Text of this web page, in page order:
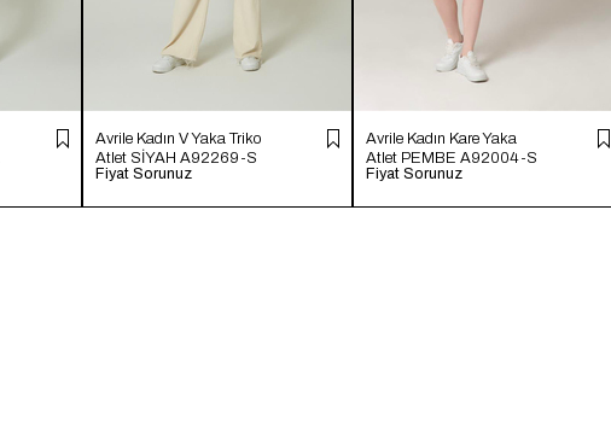
Avrile Kadın V Yaka Triko
Atlet SİYAH A92269-S
Fiyat Sorunuz
Avrile Kadın Kare Yaka
Atlet PEMBE A92004-S
Fiyat Sorunuz